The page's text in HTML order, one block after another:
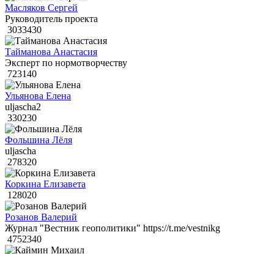
Масляков Сергей
Руководитель проекта
3033430
Тайманова Анастасия
Эксперт по нормотворчеству
723140
Ульянова Елена
uljascha2
330230
Фольшина Лёля
uljascha
278320
Коркина Елизавета
128020
Розанов Валерий
Журнал "Вестник геополитики" https://t.me/vestnikg
4752340